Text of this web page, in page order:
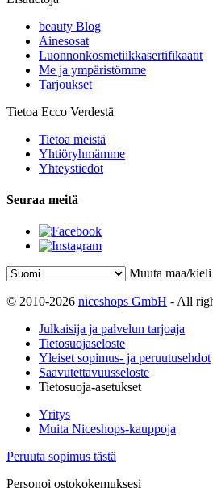
beauty Blog
Ainesosat
Luonnonkosmetiikkasertifikaatit
Me ja ympäristömme
Tarjoukset
Tietoa Ecco Verdestä
Tietoa meistä
Yhtiöryhmämme
Yhteystiedot
Seuraa meitä
Muuta maa/kieli
© 2010-2026 niceshops GmbH - All
Julkaisija ja palvelun tarjoaja
Tietosuojaseloste
Yleiset sopimus- ja peruutusehdot
Saavutettavuusseloste
Tietosuoja-asetukset
Yritys
Muita Niceshops-kauppoja
Peruuta sopimus tästä
Personoi ostokokemuksesi